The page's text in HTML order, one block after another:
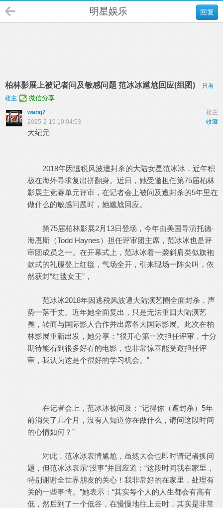
回复
明星娱乐
柏林影展上被记者问及敏感问题 范冰冰尴尬回应(组图)
只看
楼主
微信分享
楼主
wang7
收藏
2025-2-19 10:04:53
大纪元
2018年因逃税风波遭封杀的大陆女星范冰冰，近年积
极在海外寻求复出拼翻身。近日，她受邀担任第75届柏林
影展主竞赛单元评审，在记者会上被问及遭封杀的5年里在
做什么的敏感问题时，她尴尬回应。
第75届柏林影展2月13日登场，今年由美国导演托德·
海恩斯（Todd Haynes）担任评审团主席，范冰冰也是评
审团成员之一。在开幕式上，范冰冰着一袭斜肩类似旗袍
款式的礼服登上红毯，气场全开，引来现场一阵尖叫，依
然获封“红毯女王”，
范冰冰2018年因逃税风波遭大陆演艺圈全面封杀，声
势一落千丈。近年她全面复出，只是无法重回大陆演艺
圈，转而与国际影人合作并出席各大国际影展。此次在柏
林影展重新出发，她分享：“很开心第一次担任评审，十分
期待能看到很多好看的电影，也非常惊喜能受邀担任评
审，我认为这是个很好的学习机会。”
在记者会上，范冰冰被问及：“记得你（遭封杀）5年
前消失了几个月，没有人知道你在做什么，请问这段时间
的心情如何？”
对此，范冰冰表情尴尬，虽然大会也即时请记者换问
题，但范冰冰表示“没事”并回应道：“这段时间我在家里，
特别谢谢全世界朋友的关心！我非常好的在家里，处理有
关的一些事情。”她表示：“其实每个人的人生都会有高有
低，然后到了一个低谷，在慢慢地往上走时，其实是非常